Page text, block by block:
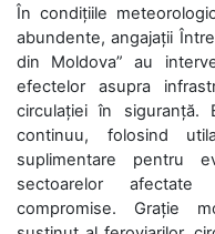
În condițiile
abundente, angajații
din Moldova” au
efectelor asupra
circulației în
continuu, folosind
suplimentare pentru
sectoarelor
compromise. Grație